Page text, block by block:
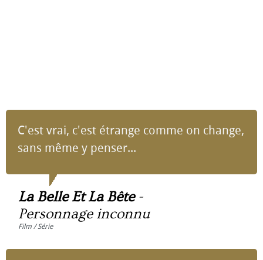
C'est vrai, c'est étrange comme on change,
sans même y penser...
La Belle Et La Bête-
Personnage inconnu
Film / Série